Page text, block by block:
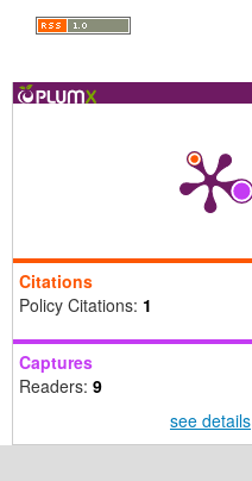
Citations
Policy Citations: 1
Captures
Readers: 9
see details